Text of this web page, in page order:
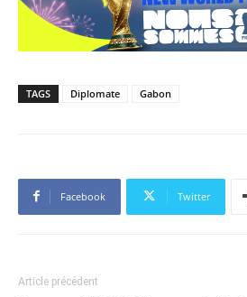
TAGS Diplomate Gabon
Facebook Twitter
Article précédent